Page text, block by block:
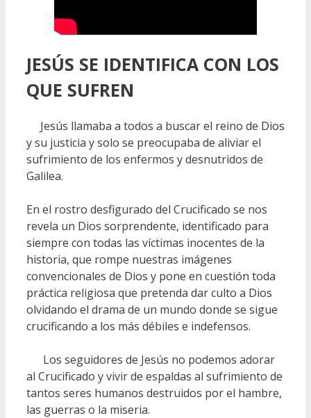
JESÚS SE IDENTIFICA CON LOS
QUE SUFREN
Jesús llamaba a todos a buscar el reino de Dios
y su justicia y solo se preocupaba de aliviar el
sufrimiento de los enfermos y desnutridos de
Galilea.
En el rostro desfigurado del Crucificado se nos
revela un Dios sorprendente, identificado para
siempre con todas las víctimas inocentes de la
historia, que rompe nuestras imágenes
convencionales de Dios y pone en cuestión toda
práctica religiosa que pretenda dar culto a Dios
olvidando el drama de un mundo donde se sigue
crucificando a los más débiles e indefensos.
Los seguidores de Jesús no podemos adorar
al Crucificado y vivir de espaldas al sufrimiento de
tantos seres humanos destruidos por el hambre,
las guerras o la miseria.